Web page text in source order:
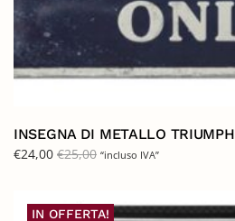
INSEGNA DI METALLO TRIUMPH
€24,00 €25,00 “incluso IVA”
IN OFFERTA!